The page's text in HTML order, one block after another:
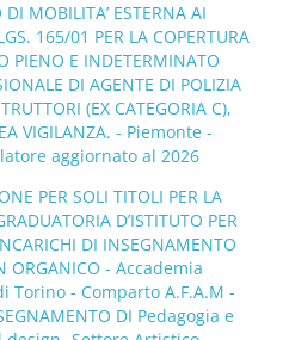
MOBILITA’ ESTERNA AI
165/01 PER LA COPERTURA
PIENO E INDETERMINATO
DI AGENTE DI POLIZIA
(EX CATEGORIA C),
VIGILANZA. - Piemonte -
aggiornato al 2026
PER SOLI TITOLI PER LA
D’ISTITUTO PER
DI INSEGNAMENTO
ORGANICO - Accademia
- Comparto A.F.A.M -
DI Pedagogia e